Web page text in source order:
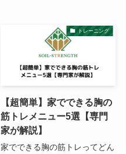
トレーニング
【超簡単】家でできる胸の
筋トレメニュー5選【専門
家が解説】
家でできる胸の筋トレってどん